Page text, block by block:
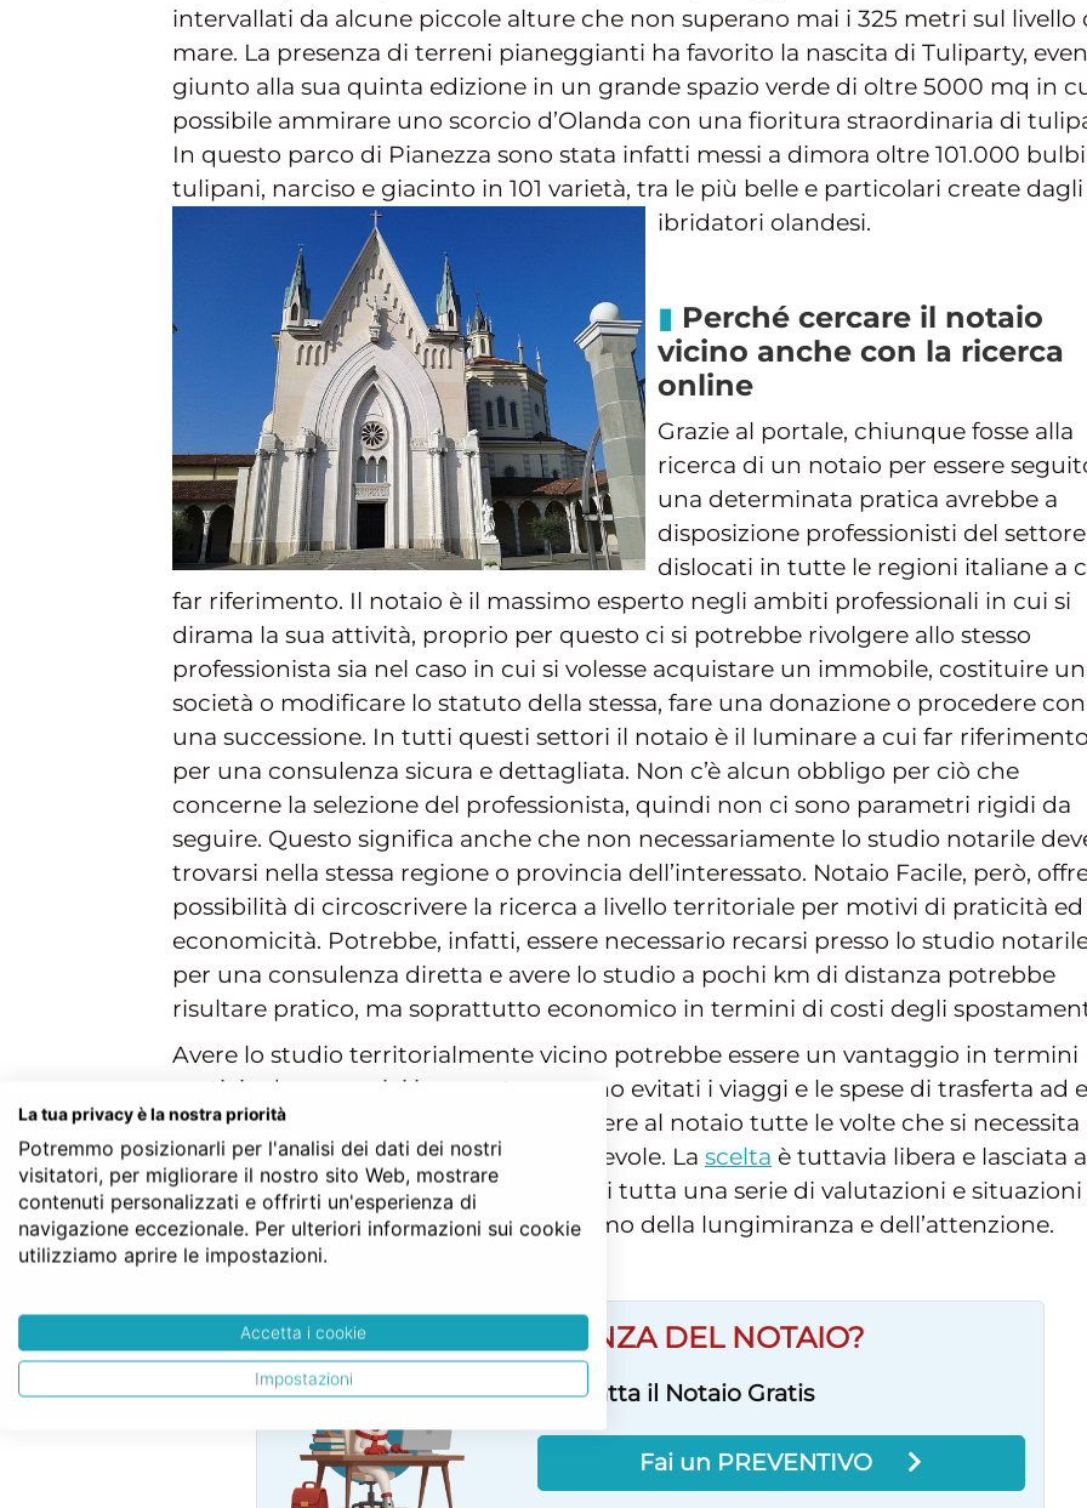
intervallati da alcune piccole alture che non superano mai i 325 metri sul livello
mare. La presenza di terreni pianeggianti ha favorito la nascita di Tuliparty,
giunto alla sua quinta edizione in un grande spazio verde di oltre 5000 mq in
possibile ammirare uno scorcio d’Olanda con una fioritura straordinaria di
In questo parco di Pianezza sono stata infatti messi a dimora oltre 101.000
tulipani, narciso e giacinto in 101 varietà, tra le più belle e particolari create dagli
ibridatori olandesi.
Perché cercare il notaio
vicino anche con la ricerca
online
Grazie al portale, chiunque fosse alla
ricerca di un notaio per essere
una determinata pratica avrebbe a
disposizione professionisti del settore
dislocati in tutte le regioni italiane a
far riferimento. Il notaio è il massimo esperto negli ambiti professionali in cui si
dirama la sua attività, proprio per questo ci si potrebbe rivolgere allo stesso
professionista sia nel caso in cui si volesse acquistare un immobile, costituire
società o modificare lo statuto della stessa, fare una donazione o procedere con
una successione. In tutti questi settori il notaio è il luminare a cui far riferimento
per una consulenza sicura e dettagliata. Non c’è alcun obbligo per ciò che
concerne la selezione del professionista, quindi non ci sono parametri rigidi da
seguire. Questo significa anche che non necessariamente lo studio notarile
trovarsi nella stessa regione o provincia dell’interessato. Notaio Facile, però,
possibilità di circoscrivere la ricerca a livello territoriale per motivi di praticità ed
economicità. Potrebbe, infatti, essere necessario recarsi presso lo studio
per una consulenza diretta e avere lo studio a pochi km di distanza potrebbe
risultare pratico, ma soprattutto economico in termini di costi degli
Avere lo studio territorialmente vicino potrebbe essere un vantaggio in termini
pratici ed economici in quanto saranno evitati i viaggi e le spese di trasferta ad
collegati. In tal modo ci si potrà rivolgere al notaio tutte le volte che si necessita
si potrà recare di persona in modo agevole. La scelta è tuttavia libera e lasciata
discrezione dell’interessato. Si tratta di tutta una serie di valutazioni e situazioni
delicate che presuppongono il massimo della lungimiranza e dell’attenzione.
SERVE LA CONSULENZA DEL NOTAIO?
Contatta il Notaio Gratis
Fai un PREVENTIVO
La tua privacy è la nostra priorità
Potremmo posizionarli per l'analisi dei dati dei nostri
visitatori, per migliorare il nostro sito Web, mostrare
contenuti personalizzati e offrirti un'esperienza di
navigazione eccezionale. Per ulteriori informazioni sui cookie
utilizziamo aprire le impostazioni.
Accetta i cookie
Impostazioni